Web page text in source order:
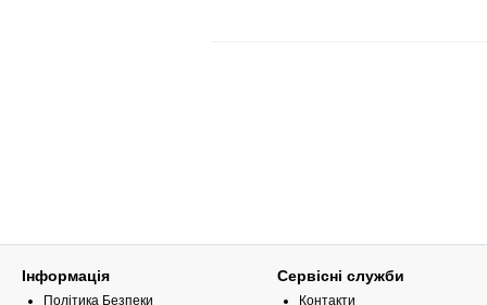
Інформація
Політика Безпеки
Сервісні служби
Контакти